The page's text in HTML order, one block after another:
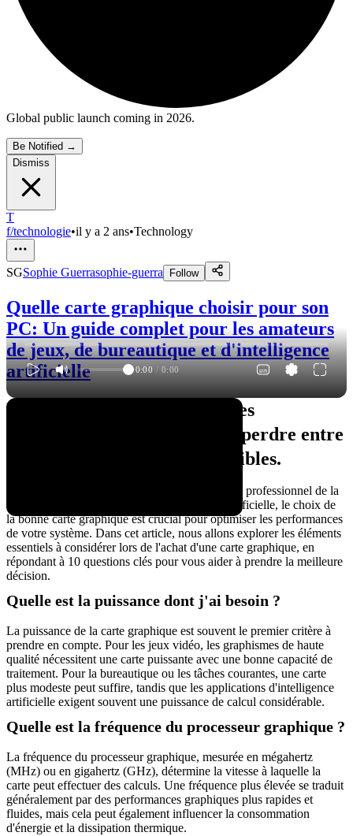
Global public launch coming in 2026.
Be Notified →
Dismiss
T
f/technologie•il y a 2 ans•Technology
SGSophie Guerrasophie-guerra Follow
Quelle carte graphique choisir pour son
PC: Un guide complet pour les amateurs
de jeux, de bureautique et d'intelligence
artificielle
0:00 / 0:00
Dans le vaste monde des cartes
graphiques, il est facile de se perdre entre
les différentes options disponibles.
Que vous soyez un passionné de jeux vidéo, un professionnel de la
bureautique ou un chercheur en intelligence artificielle, le choix de
la bonne carte graphique est crucial pour optimiser les performances
de votre système. Dans cet article, nous allons explorer les éléments
essentiels à considérer lors de l'achat d'une carte graphique, en
répondant à 10 questions clés pour vous aider à prendre la meilleure
décision.
Quelle est la puissance dont j'ai besoin ?
La puissance de la carte graphique est souvent le premier critère à
prendre en compte. Pour les jeux vidéo, les graphismes de haute
qualité nécessitent une carte puissante avec une bonne capacité de
traitement. Pour la bureautique ou les tâches courantes, une carte
plus modeste peut suffire, tandis que les applications d'intelligence
artificielle exigent souvent une puissance de calcul considérable.
Quelle est la fréquence du processeur graphique ?
La fréquence du processeur graphique, mesurée en mégahertz
(MHz) ou en gigahertz (GHz), détermine la vitesse à laquelle la
carte peut effectuer des calculs. Une fréquence plus élevée se traduit
généralement par des performances graphiques plus rapides et
fluides, mais cela peut également influencer la consommation
d'énergie et la dissipation thermique.